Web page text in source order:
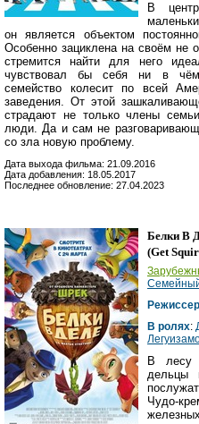
В
он является объектом
Особенно зациклена на своём не
стремится найти для него
чувствовал бы себя ни в
семейство колесит по всей
заведения. От этой
страдают не только члены
люди. Да и сам не
со зла новую проблему.
Дата выхода фильма: 21.09.2016
Дата добавления: 18.05.2017
Последнее обновление: 27.04.2023
Белки В
(Get
Режиссер
В ролях:
В лесу
дельцы
Чудо-